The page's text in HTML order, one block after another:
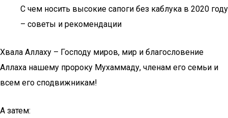
С чем носить высокие сапоги без каблука в 2020 году
– советы и рекомендации
Хвала Аллаху – Господу миров, мир и благословение
Аллаха нашему пророку Мухаммаду, членам его семьи и
всем его сподвижникам!
А затем: